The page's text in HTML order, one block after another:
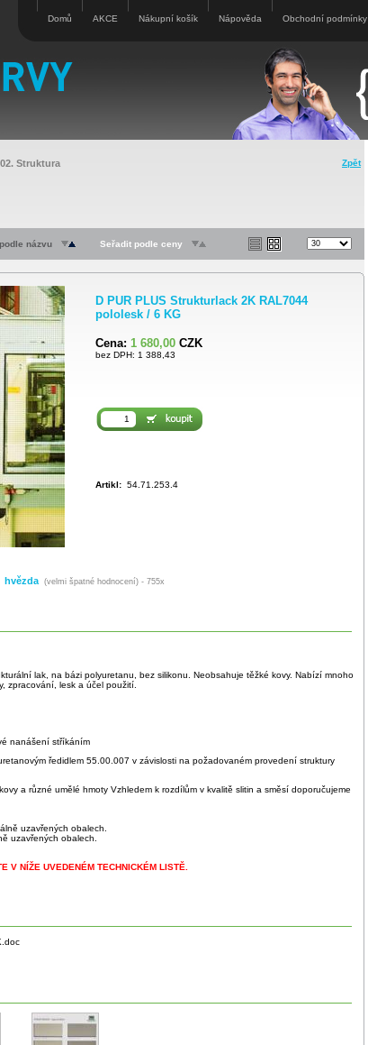
Domů AKCE Nákupní košík Nápověda Obchodní podmínky
02. Struktura Zpět
názvu Seřadit podle ceny
D PUR PLUS Strukturlack 2K RAL7044
pololesk / 6 KG
Cena: 1 680,00 CZK
bez DPH: 1 388,43
Artikl: 54.71.253.4
hvězda (velmi špatné hodnocení) - 755x
lak, na bázi polyuretanu, bez silikonu. Neobsahuje těžké kovy. Nabízí mnoho
zpracování, lesk a účel použití.
nanášení stříkáním
ředidlem 55.00.007 v závislosti na požadovaném provedení struktury
a různé umělé hmoty Vzhledem k rozdílům v kvalitě slitin a směsí doporučujeme
uzavřených obalech.
uzavřených obalech.
V NÍŽE UVEDENÉM TECHNICKÉM LISTĚ.